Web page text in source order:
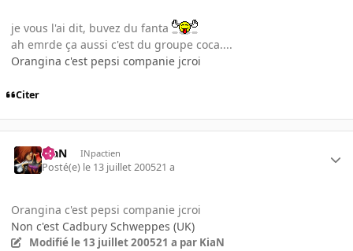
je vous l'ai dit, buvez du fanta
ah emrde ça aussi c'est du groupe coca....
Orangina c'est pepsi companie jcroi
Citer
KiaN INpactien
Posté(e) le 13 juillet 200521 a
Orangina c'est pepsi companie jcroi
Non c'est Cadbury Schweppes (UK)
Modifié le 13 juillet 200521 a par KiaN